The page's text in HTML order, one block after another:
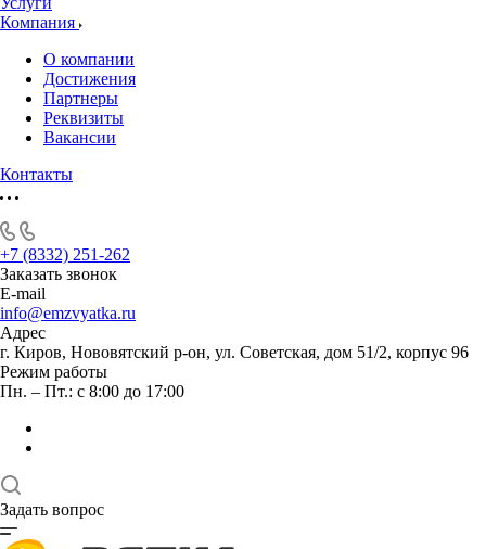
Компания
О компании
Достижения
Партнеры
Реквизиты
Вакансии
Контакты
+7 (8332) 251-262
Заказать звонок
E-mail
info@emzvyatka.ru
Адрес
г. Киров, Нововятский р-он, ул. Советская, дом 51/2, корпус 96
Режим работы
Пн. – Пт.: с 8:00 до 17:00
Задать вопрос